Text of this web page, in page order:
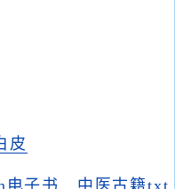
皮
电子书
中医古籍txt